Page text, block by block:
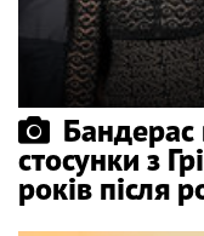
Бандерас
стосунки з
років після